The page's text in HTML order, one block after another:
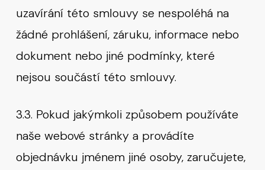
uzavírání této smlouvy se nespoléhá na
žádné prohlášení, záruku, informace nebo
dokument nebo jiné podmínky, které
nejsou součástí této smlouvy.
3.3. Pokud jakýmkoli způsobem používáte
naše webové stránky a provádíte
objednávku jménem jiné osoby, zaručujete,